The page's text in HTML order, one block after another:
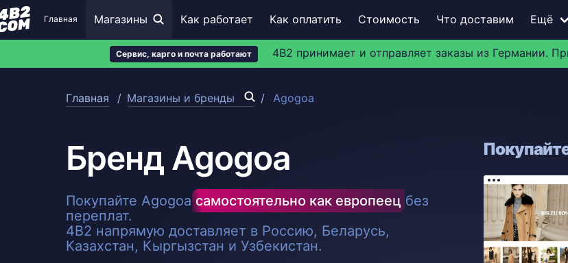
Сервис, карго и почта работают 4B2 принимает и отправляет заказы из Германии.
Главная Магазины Как работает Как оплатить Стоимость Что доставим Ещё
Главная Магазины и бренды Agogoa
Бренд Agogoa
Покупайте Agogoaсамостоятельно как европеец без
переплат.
4B2 напрямую доставляет в Россию, Беларусь,
Казахстан, Кыргызстан и Узбекистан.